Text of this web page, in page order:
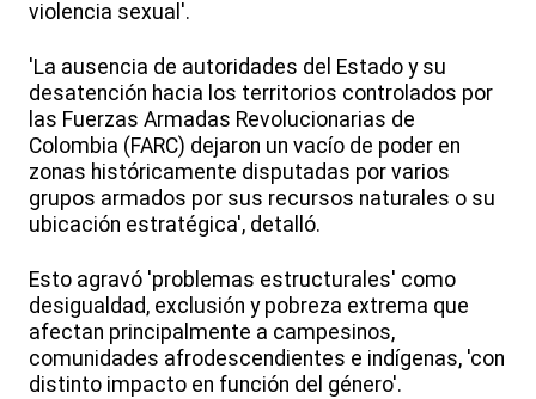
violencia sexual'.
'La ausencia de autoridades del Estado y su
desatención hacia los territorios controlados por
las Fuerzas Armadas Revolucionarias de
Colombia (FARC) dejaron un vacío de poder en
zonas históricamente disputadas por varios
grupos armados por sus recursos naturales o su
ubicación estratégica', detalló.
Esto agravó 'problemas estructurales' como
desigualdad, exclusión y pobreza extrema que
afectan principalmente a campesinos,
comunidades afrodescendientes e indígenas, 'con
distinto impacto en función del género'.